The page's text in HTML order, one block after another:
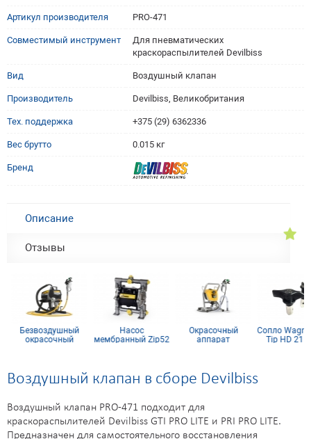
Артикул производителя PRO-471
Совместимый инструмент
Для пневматических
краскораспылителей Devilbiss
Вид Воздушный клапан
Производитель Devilbiss, Великобритания
Тех. поддержка +375 (29) 6362336
Вес брутто 0.015 кг
Бренд
Описание
Отзывы
Безвоздушный
окрасочный
Насос
мембранный Zip52
Окрасочный
аппарат
Сопло
Tip HD 211
Воздушный клапан в сборе Devilbiss
Воздушный клапан PRO-471 подходит для
краскораспылителей Devilbiss GTI PRO LITE и PRI PRO LITE.
Предназначен для самостоятельного восстановления